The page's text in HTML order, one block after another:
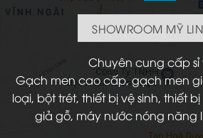
SHOWROOM MỸ
Chuyên cung cấp sỉ
Gạch men cao cấp, gạch men
loại, bột trét, thiết bị vệ sinh, thiết
giả gỗ, máy nước nóng năng